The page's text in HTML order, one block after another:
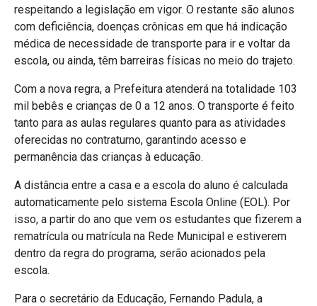
respeitando a legislação em vigor. O restante são alunos
com deficiência, doenças crônicas em que há indicação
médica de necessidade de transporte para ir e voltar da
escola, ou ainda, têm barreiras físicas no meio do trajeto.
Com a nova regra, a Prefeitura atenderá na totalidade 103
mil bebês e crianças de 0 a 12 anos. O transporte é feito
tanto para as aulas regulares quanto para as atividades
oferecidas no contraturno, garantindo acesso e
permanência das crianças à educação.
A distância entre a casa e a escola do aluno é calculada
automaticamente pelo sistema Escola Online (EOL). Por
isso, a partir do ano que vem os estudantes que fizerem a
rematrícula ou matrícula na Rede Municipal e estiverem
dentro da regra do programa, serão acionados pela
escola.
Para o secretário da Educação, Fernando Padula, a